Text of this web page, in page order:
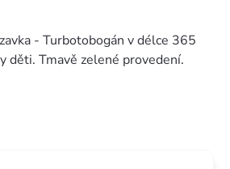
- Turbotobogán v délce 365
děti. Tmavě zelené provedení.